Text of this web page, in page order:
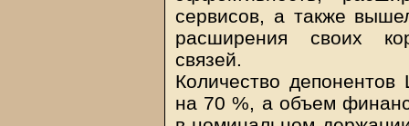
сервисов, а также
расширения своих
связей.
Количество депонентов
на 70 %, а объем